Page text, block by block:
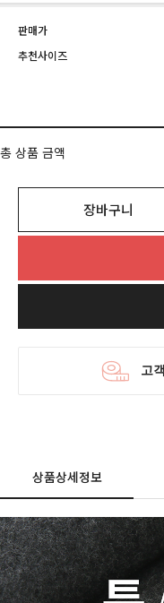
판매가
추천사이즈
총 상품 금액
장바구니
상품상세정보